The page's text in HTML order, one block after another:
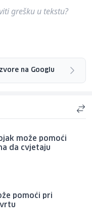
grešku u tekstu?
na Googlu
može pomoći
da cvjetaju
pomoći pri